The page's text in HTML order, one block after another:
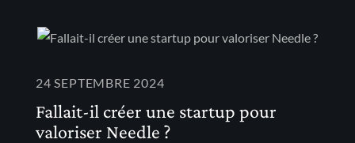
24 SEPTEMBRE 2024
Fallait-il créer une startup pour
valoriser Needle ?